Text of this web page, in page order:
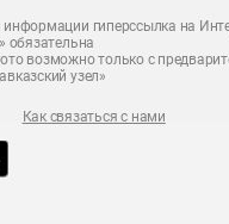
информации гиперссылка на
обязательна
возможно только с
узел»
Как связаться с нами